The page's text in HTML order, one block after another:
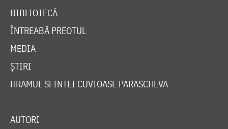
BIBLIOTECĂ
ÎNTREABĂ PREOTUL
MEDIA
ȘTIRI
HRAMUL SFINTEI CUVIOASE PARASCHEVA
AUTORI